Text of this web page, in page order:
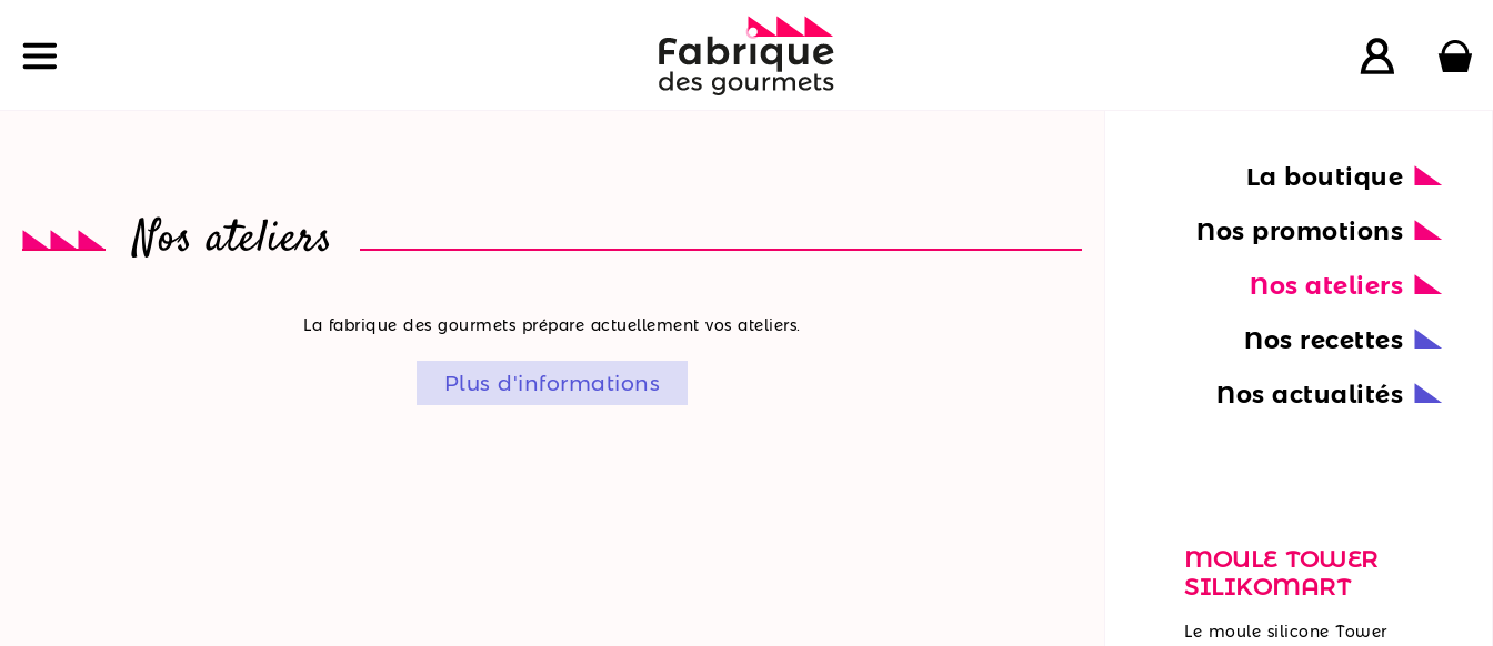
La
boutique
La boutique
Nos promotions
Nos ateliers
Nos recettes
Nos actualités
MOULE TOWER
SILIKOMART
Le moule silicone Tower
Nos ateliers
La fabrique des gourmets prépare actuellement vos ateliers.
Plus d'informations